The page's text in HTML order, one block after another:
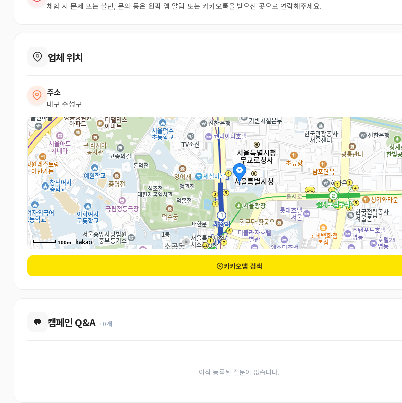
체험 시 문제 또는 불만, 문의 등은 원픽 앱 알림 또는 카카오톡을 받으신 곳으로 연락해주세요.
업체 위치
주소
대구 수성구
100m
카카오맵 검색
💬 캠페인 Q&A · 0개
아직 등록된 질문이 없습니다.